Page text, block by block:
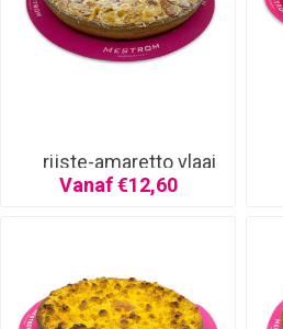
rijste-amaretto vlaai
Vanaf €12,60